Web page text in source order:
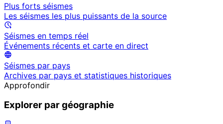
Plus forts séismes
Les séismes les plus puissants de la source
Séismes en temps réel
Événements récents et carte en direct
Séismes par pays
Archives par pays et statistiques historiques
Approfondir
Explorer par géographie